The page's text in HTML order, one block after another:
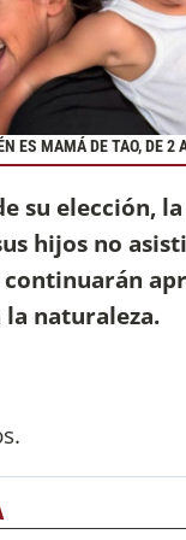
ES MAMÁ DE TAO, DE 2
su elección,
hijos no
naturaleza.